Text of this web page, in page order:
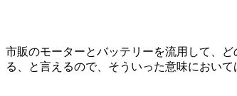
市販のモーターとバッテリーを流用して、
る、と言えるので、そういった意味におい